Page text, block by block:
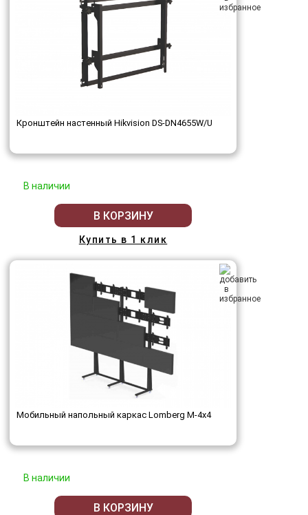
Кронштейн настенный Hikvision DS-DN4655W/U
В наличии
В КОРЗИНУ
Купить в 1 клик
Мобильный напольный каркас Lomberg M-4х4
В наличии
В КОРЗИНУ